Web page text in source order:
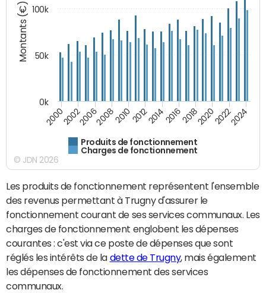
Montants (€)
Produits de fonctionnement
Charges de fonctionnement
200020022006200820102012201420162018202020222024
0k
50k
100k
© JDN 2026
Les produits de fonctionnement représentent l'ensemble
des revenus permettant à Trugny d'assurer le
fonctionnement courant de ses services communaux. Les
charges de fonctionnement englobent les dépenses
courantes : c'est via ce poste de dépenses que sont
réglés les intérêts de la dette de Trugny, mais également
les dépenses de fonctionnement des services
communaux.